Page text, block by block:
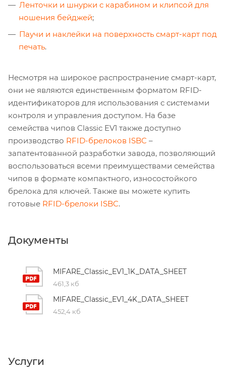
Ленточки и шнурки с карабином и клипсой для
ношения бейджей;
Паучи и наклейки на поверхность смарт-карт под
печать.
Несмотря на широкое распространение смарт-карт,
они не являются единственным форматом RFID-
идентификаторов для использования с системами
контроля и управления доступом. На базе
семейства чипов Classic EV1 также доступно
производство RFID-брелоков ISBC –
запатентованной разработки завода, позволяющий
воспользоваться всеми преимуществами семейства
чипов в формате компактного, износостойкого
брелока для ключей. Также вы можете купить
готовые RFID-брелоки ISBC.
Документы
MIFARE_Classic_EV1_1K_DATA_SHEET
461,3 кб
MIFARE_Classic_EV1_4K_DATA_SHEET
452,4 кб
Услуги